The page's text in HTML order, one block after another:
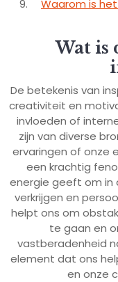
Waarom is
Wat is
De betekenis van
creativiteit en
invloeden of
zijn van diverse
ervaringen of onze
een krachtig
energie geeft om in
verkrijgen en
helpt ons om
te gaan en
vastberadenheid
element dat ons
en onze